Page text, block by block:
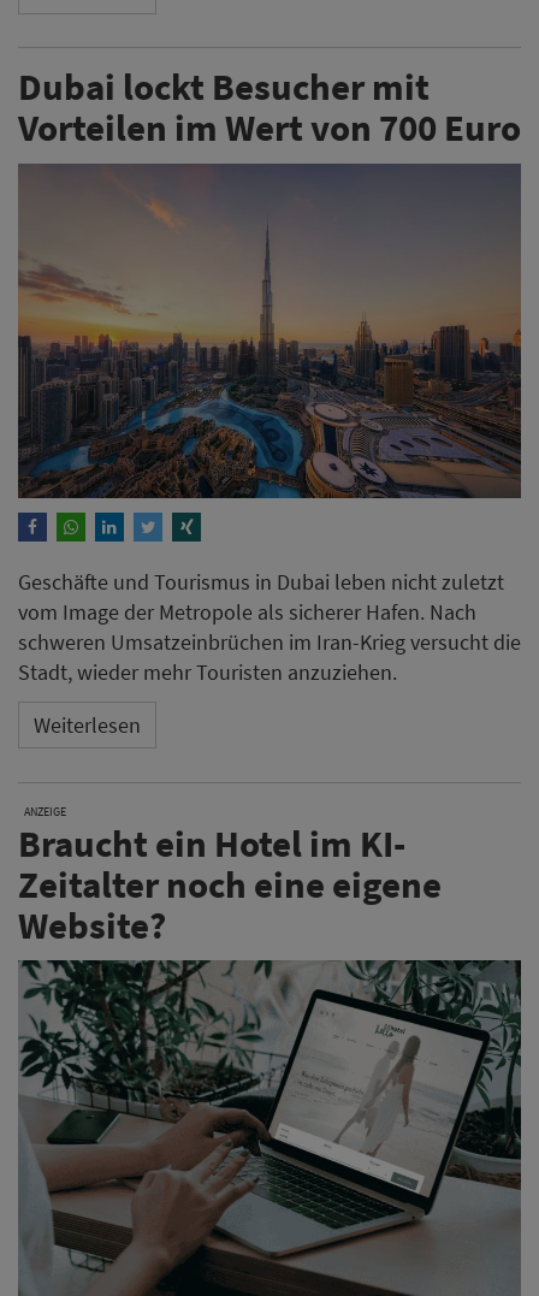
Dubai lockt Besucher mit
Vorteilen im Wert von 700 Euro
Geschäfte und Tourismus in Dubai leben nicht zuletzt
vom Image der Metropole als sicherer Hafen. Nach
schweren Umsatzeinbrüchen im Iran-Krieg versucht die
Stadt, wieder mehr Touristen anzuziehen.
Weiterlesen
ANZEIGE
Braucht ein Hotel im KI-
Zeitalter noch eine eigene
Website?